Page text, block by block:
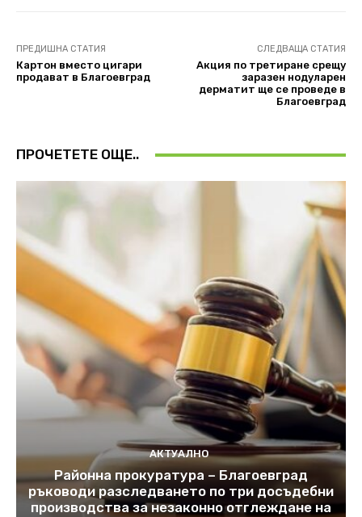
ПРЕДИШНА СТАТИЯ
Картон вместо цигари
продават в Благоевград
СЛЕДВАЩА СТАТИЯ
Акция по третиране срещу
заразен нодуларен
дерматит ще се проведе в
Благоевград
ПРОЧЕТЕТЕ ОЩЕ..
АКТУАЛНО
Районна прокуратура – Благоевград
ръководи разследването по три досъдебни
производства за незаконно отглеждане на